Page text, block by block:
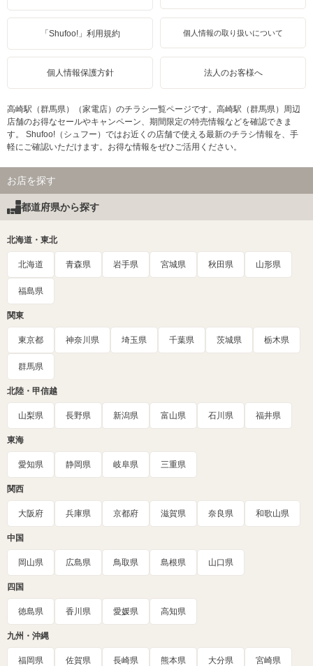
「Shufoo!」利用規約 個人情報の取り扱いについて
個人情報保護方針 法人のお客様へ
高崎駅（群馬県）（家電店）のチラシ一覧ページです。高崎駅（群馬県）周辺
店舗のお得なセールやキャンペーン、期間限定の特売情報などを確認できま
す。 Shufoo!（シュフー）ではお近くの店舗で使える最新のチラシ情報を、手
軽にご確認いただけます。お得な情報をぜひご活用ください。
お店を探す
都道府県から探す
北海道・東北
北海道 青森県 岩手県 宮城県 秋田県 山形県
福島県
関東
東京都 神奈川県 埼玉県 千葉県 茨城県 栃木県
群馬県
北陸・甲信越
山梨県 長野県 新潟県 富山県 石川県 福井県
東海
愛知県 静岡県 岐阜県 三重県
関西
大阪府 兵庫県 京都府 滋賀県 奈良県 和歌山県
中国
岡山県 広島県 鳥取県 島根県 山口県
四国
徳島県 香川県 愛媛県 高知県
九州・沖縄
福岡県 佐賀県 長崎県 熊本県 大分県 宮崎県